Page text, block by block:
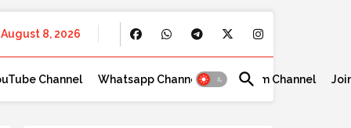
August 8, 2026
Channel Whatsapp Channel Telegram Channel